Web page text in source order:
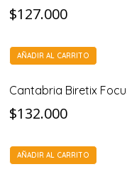
$127.000
AÑADIR AL CARRITO
Cantabria Biretix
$132.000
AÑADIR AL CARRITO